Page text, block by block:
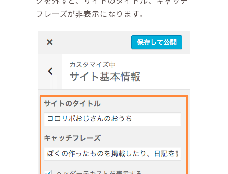
フレーズが非表示になります。